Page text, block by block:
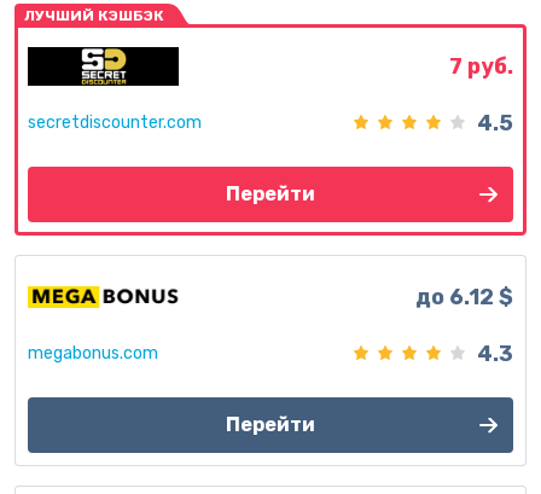
ЛУЧШИЙ КЭШБЭК
secretdiscounter.com
7 руб.
4.5
Перейти
megabonus.com
до 6.12 $
4.3
Перейти